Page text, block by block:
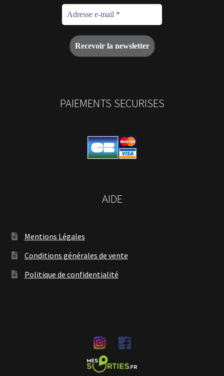
PAIEMENTS SECURISES
AIDE
Mentions Légales
Conditions générales de vente
Politique de confidentialité